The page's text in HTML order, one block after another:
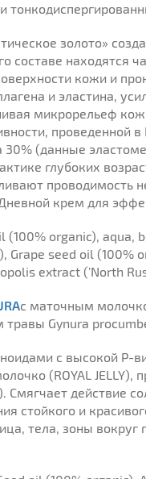
золото»
составе находятся
кожи и
и эластина,
микрорельеф
30% (данные
глубоких
проводимость
крем для
(100% organic), aqua,
Grape seed oil (100%
extract (’North
с маточным
травы Gynura
с высокой Р-
(ROYAL JELLY),
Смягчает
стойкого и
тела, зоны вокруг